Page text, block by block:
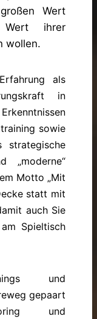
Wert
ihrer
wollen.
als
in
sowie
strategische
„moderne“
Motto „Mit
statt mit
auch Sie
Spieltisch
und
gepaart
und